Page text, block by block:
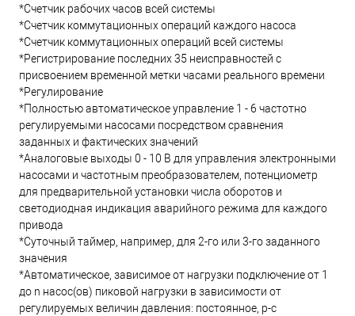
*Счетчик рабочих часов всей системы
*Счетчик коммутационных операций каждого насоса
*Счетчик коммутационных операций всей системы
*Регистрирование последних 35 неисправностей с
присвоением временной метки часами реального времени
*Регулирование
*Полностью автоматическое управление 1 - 6 частотно
регулируемыми насосами посредством сравнения
заданных и фактических значений
*Аналоговые выходы 0 - 10 В для управления электронными
насосами и частотным преобразователем, потенциометр
для предварительной установки числа оборотов и
светодиодная индикация аварийного режима для каждого
привода
*Суточный таймер, например, для 2-го или 3-го заданного
значения
*Автоматическое, зависимое от нагрузки подключение от 1
до n насос(ов) пиковой нагрузки в зависимости от
регулируемых величин давления: постоянное, p-c